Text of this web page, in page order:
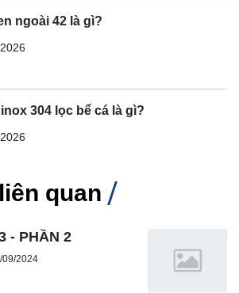
ngoài 42 là gì?
304 lọc bể cá là gì?
quan
- PHẦN 2
09/2024